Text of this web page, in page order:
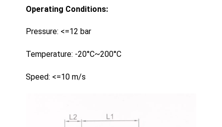
Operating Conditions:
Pressure: <=12 bar
Temperature: -20°C~200°C
Speed: <=10 m/s